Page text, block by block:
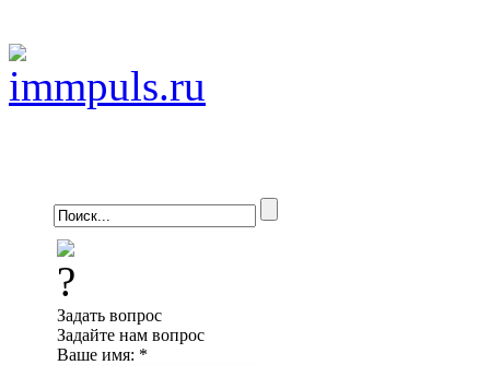
Задать вопрос
Задайте нам вопрос
Ваше имя: *